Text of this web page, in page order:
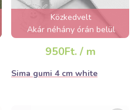
Közkedvelt
Akár néhány órán belül
950Ft. / m
Sima gumi 4 cm white